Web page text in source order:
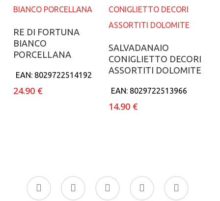
Aggiungi al carrello
RE DI FORTUNA
BIANCO
PORCELLANA
EAN: 8029722514192
24.90 €
Aggiungi al carrello
SALVADANAIO
CONIGLIETTO DECORI
ASSORTITI DOLOMITE
EAN: 8029722513966
14.90 €
facebook
google-
plus
instagram whatsapp tiktok